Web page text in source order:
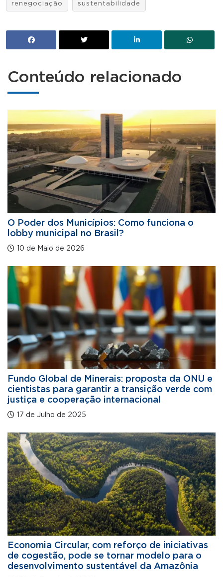
renegociação sustentabilidade
Conteúdo relacionado
O Poder dos Municípios: Como funciona o
lobby municipal no Brasil?
10 de Maio de 2026
Fundo Global de Minerais: proposta da ONU e
cientistas para garantir a transição verde com
justiça e cooperação internacional
17 de Julho de 2025
Economia Circular, com reforço de iniciativas
de cogestão, pode se tornar modelo para o
desenvolvimento sustentável da Amazônia